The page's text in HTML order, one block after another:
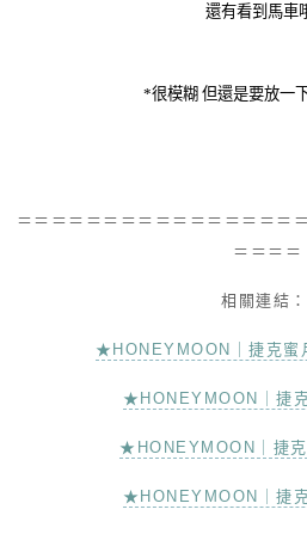
還有看到馬車
*很模糊 但還是要放一
＝＝＝＝＝＝＝＝＝＝＝＝＝＝＝＝
＝＝＝＝
相關連結：
★HONEYMOON｜捷克蜜
★HONEYMOON｜捷
★HONEYMOON｜捷
★HONEYMOON｜捷